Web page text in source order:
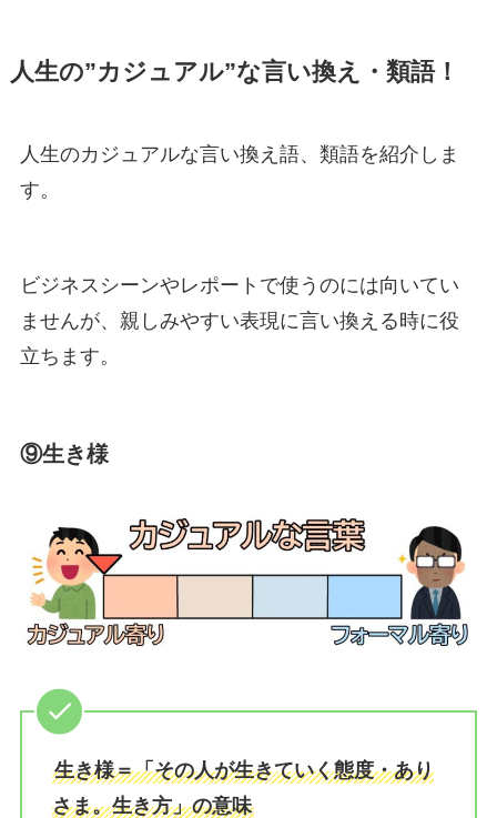
人生の”カジュアル”な言い換え・類語！
人生のカジュアルな言い換え語、類語を紹介しま
す。
ビジネスシーンやレポートで使うのには向いてい
ませんが、親しみやすい表現に言い換える時に役
立ちます。
⑨生き様
生き様＝「その人が生きていく態度・あり
さま。生き方」の意味